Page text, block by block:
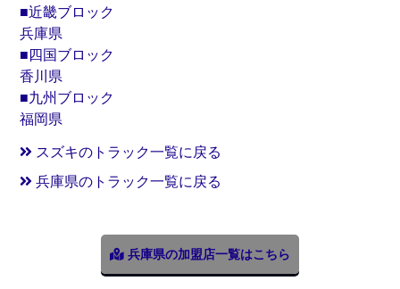
■近畿ブロック
兵庫県
■四国ブロック
香川県
■九州ブロック
福岡県
スズキのトラック一覧に戻る
兵庫県のトラック一覧に戻る
兵庫県の加盟店一覧はこちら